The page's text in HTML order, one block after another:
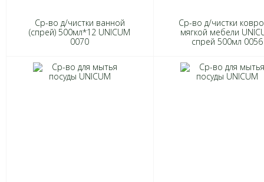
Ср-во д/чистки ванной
(спрей) 500мл*12 UNICUM
0070
Ср-во д/чистки
мягкой мебели
спрей 500мл 0056